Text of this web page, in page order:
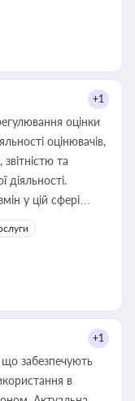
+1
оцінки
оцінювачів,
та
діяльності.
у цій сфері
юриста або
оренди
перевірки
+1
що забезпечують
в